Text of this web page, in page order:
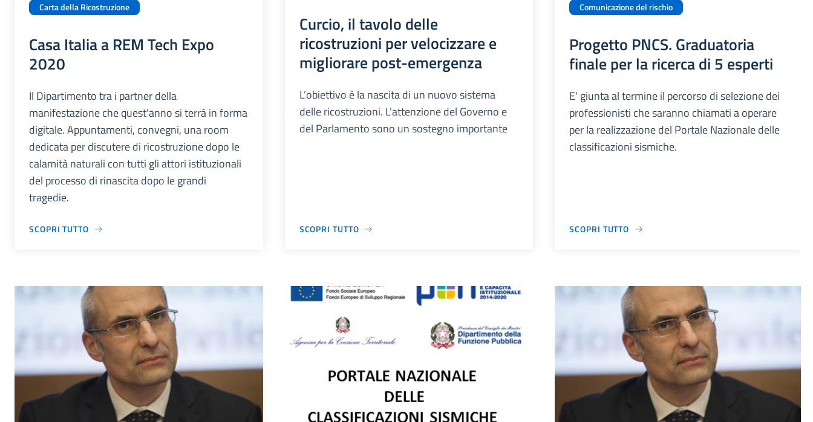
Carta della Ricostruzione
Casa Italia a REM Tech Expo
2020
Il Dipartimento tra i partner della
manifestazione che quest'anno si terrà in forma
digitale. Appuntamenti, convegni, una room
dedicata per discutere di ricostruzione dopo le
calamità naturali con tutti gli attori istituzionali
del processo di rinascita dopo le grandi
tragedie.
SCOPRI TUTTO
Curcio, il tavolo delle
ricostruzioni per velocizzare e
migliorare post-emergenza
L’obiettivo è la nascita di un nuovo sistema
delle ricostruzioni. L’attenzione del Governo e
del Parlamento sono un sostegno importante
SCOPRI TUTTO
Comunicazione del rischio
Progetto PNCS. Graduatoria
finale per la ricerca di 5 esperti
E' giunta al termine il percorso di selezione dei
professionisti che saranno chiamati a operare
per la realizzazione del Portale Nazionale delle
classificazioni sismiche.
SCOPRI TUTTO